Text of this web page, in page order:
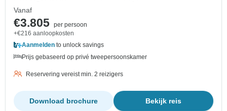
Vanaf
€3.805 per persoon
+€216 aanloopkosten
Aanmelden to unlock savings
Prijs gebaseerd op privé tweepersoonskamer
Reservering vereist min. 2 reizigers
Bekijk reis
Download brochure